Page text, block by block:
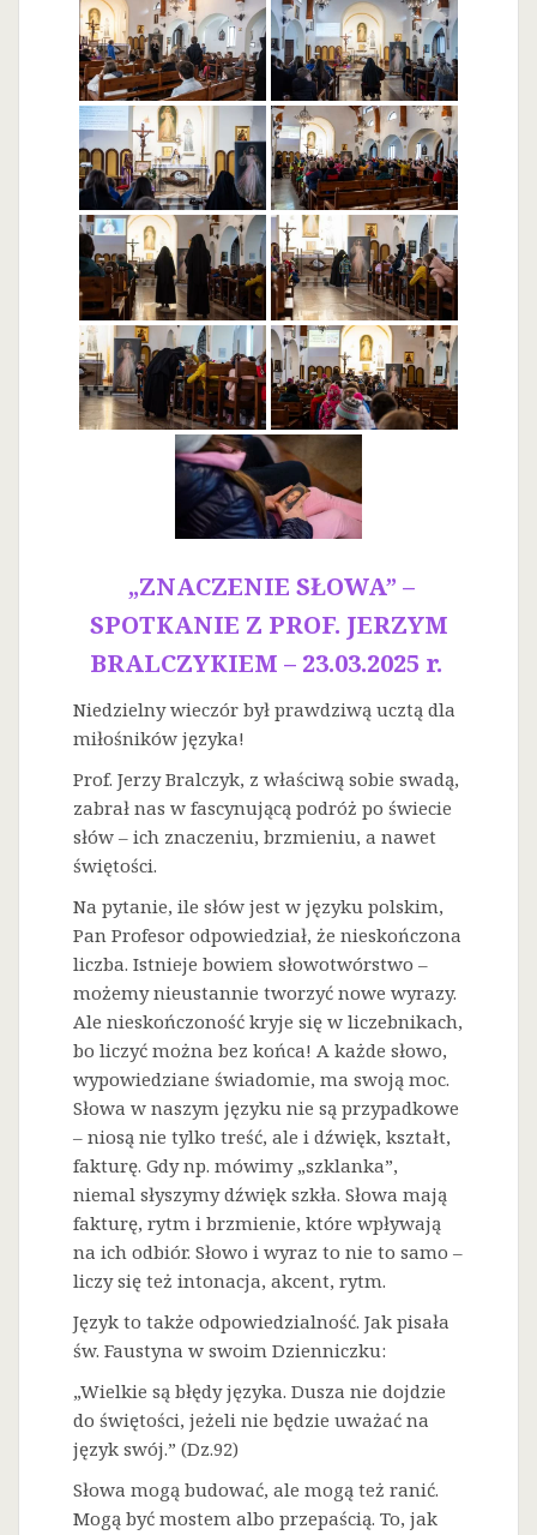
„ZNACZENIE SŁOWA” –
SPOTKANIE Z PROF. JERZYM
BRALCZYKIEM – 23.03.2025 r.
Niedzielny wieczór był prawdziwą ucztą dla
miłośników języka!
Prof. Jerzy Bralczyk, z właściwą sobie swadą,
zabrał nas w fascynującą podróż po świecie
słów – ich znaczeniu, brzmieniu, a nawet
świętości.
Na pytanie, ile słów jest w języku polskim,
Pan Profesor odpowiedział, że nieskończona
liczba. Istnieje bowiem słowotwórstwo –
możemy nieustannie tworzyć nowe wyrazy.
Ale nieskończoność kryje się w liczebnikach,
bo liczyć można bez końca! A każde słowo,
wypowiedziane świadomie, ma swoją moc.
Słowa w naszym języku nie są przypadkowe
– niosą nie tylko treść, ale i dźwięk, kształt,
fakturę. Gdy np. mówimy „szklanka”,
niemal słyszymy dźwięk szkła. Słowa mają
fakturę, rytm i brzmienie, które wpływają
na ich odbiór. Słowo i wyraz to nie to samo –
liczy się też intonacja, akcent, rytm.
Język to także odpowiedzialność. Jak pisała
św. Faustyna w swoim Dzienniczku:
„Wielkie są błędy języka. Dusza nie dojdzie
do świętości, jeżeli nie będzie uważać na
język swój.” (Dz.92)
Słowa mogą budować, ale mogą też ranić.
Mogą być mostem albo przepaścią. To, jak